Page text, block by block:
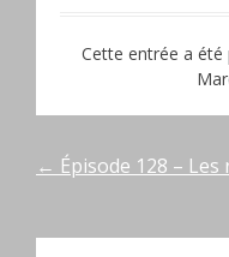
Cette entrée a été
Navigation
de
← Épisode 128 – Les